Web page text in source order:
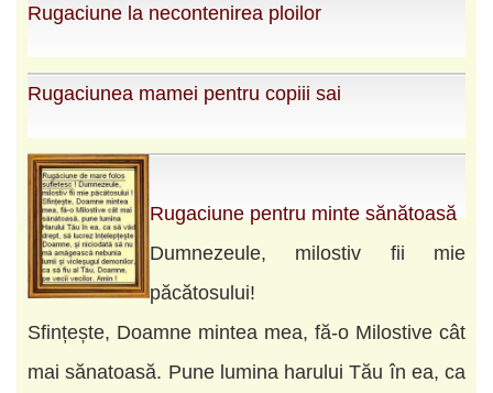
Rugaciune la necontenirea ploilor
Rugaciunea mamei pentru copiii sai
Rugaciune pentru minte sănătoasă
Dumnezeule, milostiv fii mie
păcătosului!
Sfințește, Doamne mintea mea, fă-o Milostive cât
mai sănatoasă. Pune lumina harului Tău în ea, ca